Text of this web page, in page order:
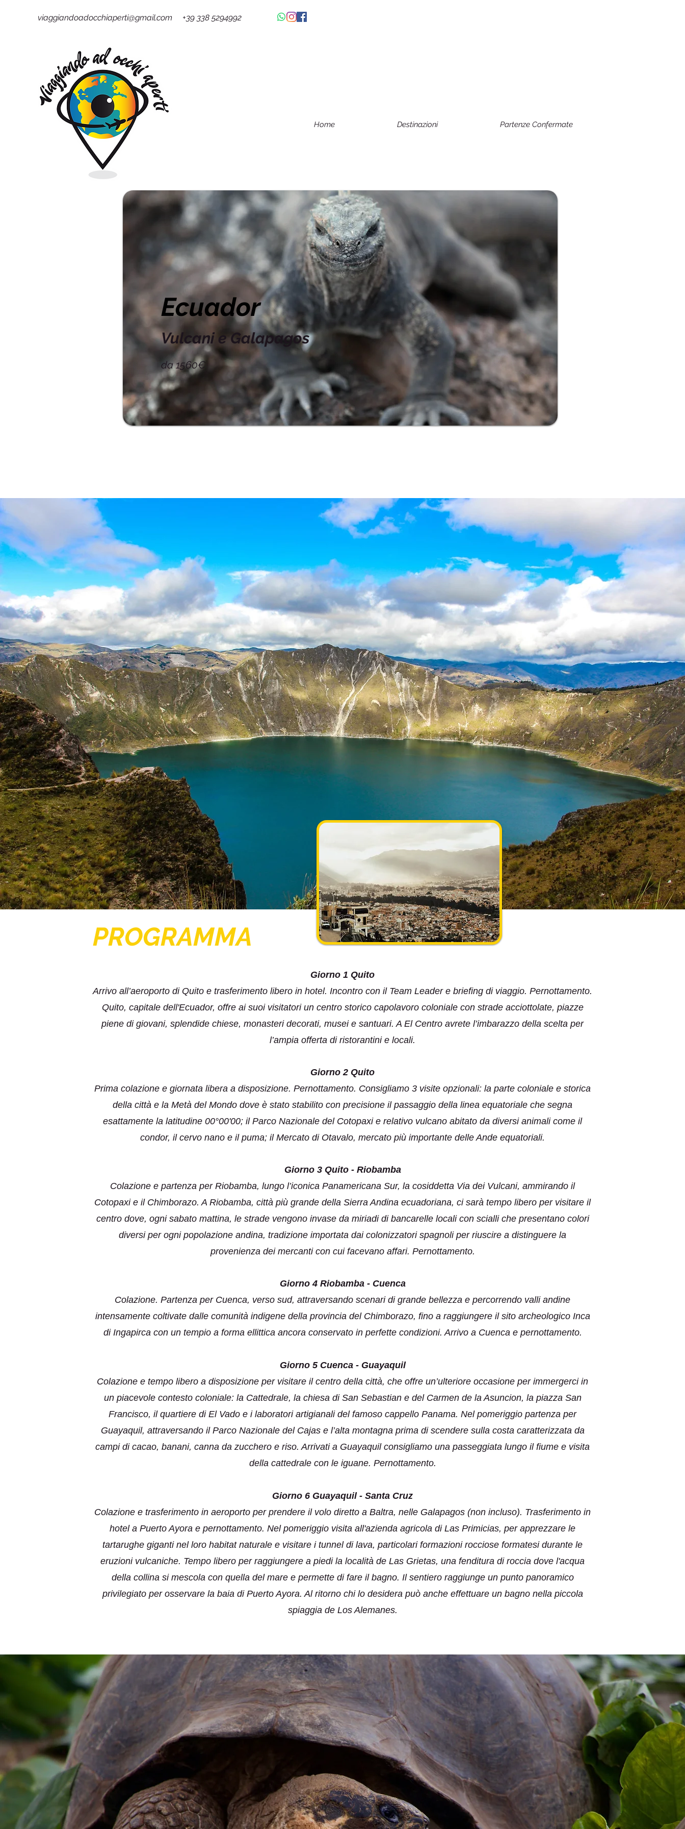
viaggiandoadocchiaperti@gmail.com +39 338 5294992
Home Destinazioni Partenze Confermate
Ecuador
Vulcani e Galapagos
da 1560€
PROGRAMMA
Giorno 1 Quito
Arrivo all’aeroporto di Quito e trasferimento libero in hotel. Incontro con il Team Leader e briefing di viaggio. Pernottamento.
Quito, capitale dell'Ecuador, offre ai suoi visitatori un centro storico capolavoro coloniale con strade acciottolate, piazze
piene di giovani, splendide chiese, monasteri decorati, musei e santuari. A El Centro avrete l’imbarazzo della scelta per
l’ampia offerta di ristorantini e locali.
Giorno 2 Quito
Prima colazione e giornata libera a disposizione. Pernottamento. Consigliamo 3 visite opzionali: la parte coloniale e storica
della città e la Metà del Mondo dove è stato stabilito con precisione il passaggio della linea equatoriale che segna
esattamente la latitudine 00°00'00; il Parco Nazionale del Cotopaxi e relativo vulcano abitato da diversi animali come il
condor, il cervo nano e il puma; il Mercato di Otavalo, mercato più importante delle Ande equatoriali.
Giorno 3 Quito - Riobamba
Colazione e partenza per Riobamba, lungo l’iconica Panamericana Sur, la cosiddetta Via dei Vulcani, ammirando il
Cotopaxi e il Chimborazo. A Riobamba, città più grande della Sierra Andina ecuadoriana, ci sarà tempo libero per visitare il
centro dove, ogni sabato mattina, le strade vengono invase da miriadi di bancarelle locali con scialli che presentano colori
diversi per ogni popolazione andina, tradizione importata dai colonizzatori spagnoli per riuscire a distinguere la
provenienza dei mercanti con cui facevano affari. Pernottamento.
Giorno 4 Riobamba - Cuenca
Colazione. Partenza per Cuenca, verso sud, attraversando scenari di grande bellezza e percorrendo valli andine
intensamente coltivate dalle comunità indigene della provincia del Chimborazo, fino a raggiungere il sito archeologico Inca
di Ingapirca con un tempio a forma ellittica ancora conservato in perfette condizioni. Arrivo a Cuenca e pernottamento.
Giorno 5 Cuenca - Guayaquil
Colazione e tempo libero a disposizione per visitare il centro della città, che offre un’ulteriore occasione per immergerci in
un piacevole contesto coloniale: la Cattedrale, la chiesa di San Sebastian e del Carmen de la Asuncion, la piazza San
Francisco, il quartiere di El Vado e i laboratori artigianali del famoso cappello Panama. Nel pomeriggio partenza per
Guayaquil, attraversando il Parco Nazionale del Cajas e l’alta montagna prima di scendere sulla costa caratterizzata da
campi di cacao, banani, canna da zucchero e riso. Arrivati a Guayaquil consigliamo una passeggiata lungo il fiume e visita
della cattedrale con le iguane. Pernottamento.
Giorno 6 Guayaquil - Santa Cruz
Colazione e trasferimento in aeroporto per prendere il volo diretto a Baltra, nelle Galapagos (non incluso). Trasferimento in
hotel a Puerto Ayora e pernottamento. Nel pomeriggio visita all'azienda agricola di Las Primicias, per apprezzare le
tartarughe giganti nel loro habitat naturale e visitare i tunnel di lava, particolari formazioni rocciose formatesi durante le
eruzioni vulcaniche. Tempo libero per raggiungere a piedi la località de Las Grietas, una fenditura di roccia dove l'acqua
della collina si mescola con quella del mare e permette di fare il bagno. Il sentiero raggiunge un punto panoramico
privilegiato per osservare la baia di Puerto Ayora. Al ritorno chi lo desidera può anche effettuare un bagno nella piccola
spiaggia de Los Alemanes.